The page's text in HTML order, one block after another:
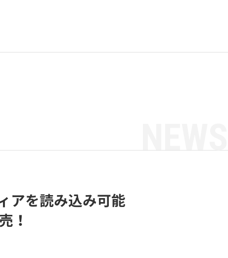
アを読み込み可能
！